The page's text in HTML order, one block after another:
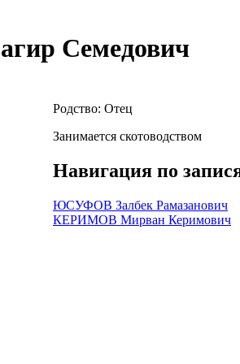
Семедович
Родство: Отец
Занимается скотоводством
Навигация по
ЮСУФОВ Залбек Рамазанович
КЕРИМОВ Мирван Керимович